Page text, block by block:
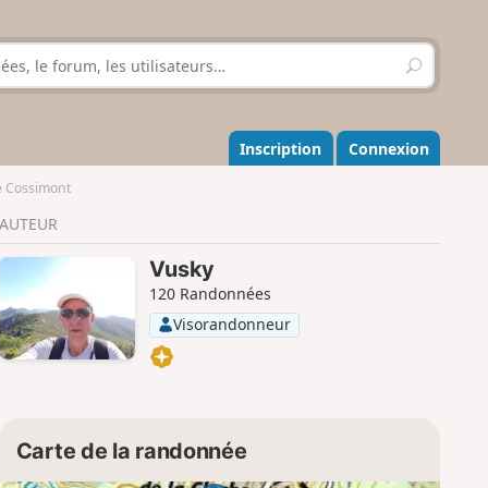
R
e
h
e
r
r
Inscription Connexion
Cossimont
AUTEUR
Vusky
120 Randonnées
Visorandonneur
Carte de la randonnée